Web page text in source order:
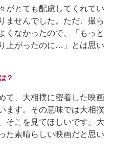
がとても配慮してくれてい
ませんでした。ただ、撮ら
くなかったので、「もっと
上がったのに…」とは思い
？
て、大相撲に密着した映画
ます。その意味では大相撲
そこを見てほしいです。大
た素晴らしい映画だと思い